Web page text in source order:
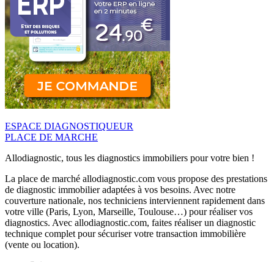
ESPACE DIAGNOSTIQUEUR
PLACE DE MARCHE
Allodiagnostic, tous les diagnostics immobiliers pour votre bien !
La place de marché allodiagnostic.com vous propose des prestations
de diagnostic immobilier adaptées à vos besoins. Avec notre
couverture nationale, nos techniciens interviennent rapidement dans
votre ville (Paris, Lyon, Marseille, Toulouse…) pour réaliser vos
diagnostics. Avec allodiagnostic.com, faites réaliser un diagnostic
technique complet pour sécuriser votre transaction immobilière
(vente ou location).